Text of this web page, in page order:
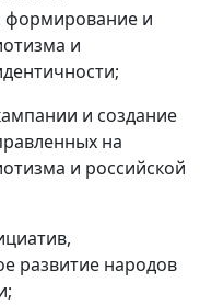
формирование и
и
и создание
на
и российской
развитие народов